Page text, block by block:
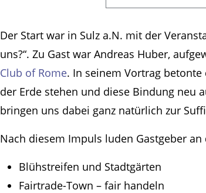
Der Start war in Sulz a.N. mit der
uns?“. Zu Gast war Andreas Huber,
Club of Rome. In seinem Vortrag
der Erde stehen und diese Bindung neu
bringen uns dabei ganz natürlich zur
Nach diesem Impuls luden Gastgeber
Blühstreifen und Stadtgärten
Fairtrade-Town – fair handeln